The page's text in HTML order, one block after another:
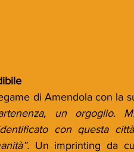
di Amendola con la
un orgoglio.
con questa
Un imprinting da